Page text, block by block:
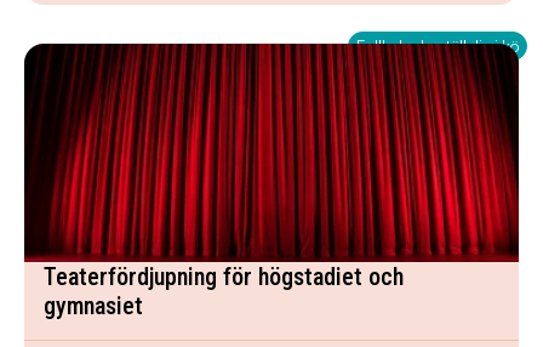
Fullbokad - ställ dig i kö
Teaterfördjupning för högstadiet och
gymnasiet